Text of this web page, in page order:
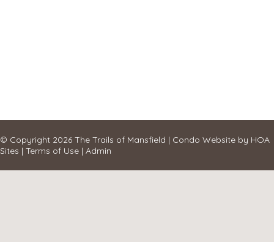
© Copyright 2026 The Trails of Mansfield | Condo Website by HOA
Sites | Terms of Use | Admin